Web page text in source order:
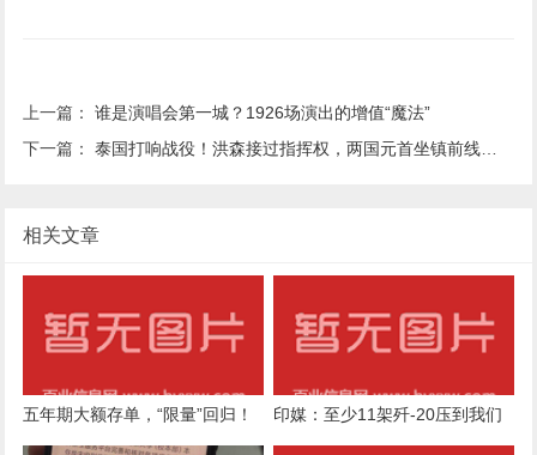
上一篇：谁是演唱会第一城？1926场演出的增值“魔法”
下一篇：泰国打响战役！洪森接过指挥权，两国元首坐镇前线，大战爆发苗头
相关文章
五年期大额存单，“限量”回归！
印媒：至少11架歼-20压到我们